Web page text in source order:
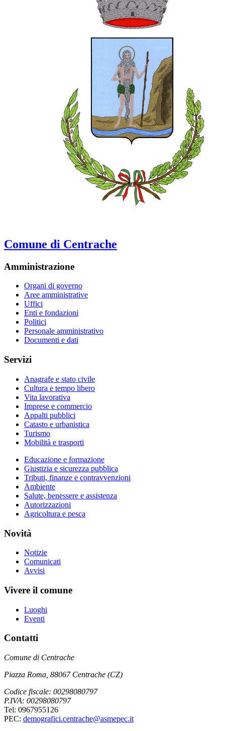
Comune di Centrache
Amministrazione
Organi di governo
Aree amministrative
Uffici
Enti e fondazioni
Politici
Personale amministrativo
Documenti e dati
Servizi
Anagrafe e stato civile
Cultura e tempo libero
Vita lavorativa
Imprese e commercio
Appalti pubblici
Catasto e urbanistica
Turismo
Mobilità e trasporti
Educazione e formazione
Giustizia e sicurezza pubblica
Tributi, finanze e contravvenzioni
Ambiente
Salute, benessere e assistenza
Autorizzazioni
Agricoltura e pesca
Novità
Notizie
Comunicati
Avvisi
Vivere il comune
Luoghi
Eventi
Contatti
Comune di Centrache
Piazza Roma, 88067 Centrache (CZ)
Codice fiscale: 00298080797
P.IVA: 00298080797
Tel: 0967955126
PEC: demografici.centrache@asmepec.it